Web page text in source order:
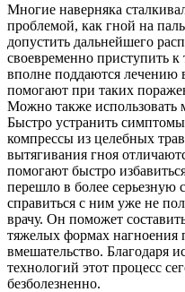
Многие наверняка
проблемой, как гной на
допустить дальнейшего
своевременно приступить
вполне поддаются
помогают при таких
Можно также
Быстро устранить
компрессы из целебных
вытягивания гноя
помогают быстро
перешло в более серьезную
справиться с ним уже не
врачу. Он поможет
тяжелых формах нагноения
вмешательство. Благодаря
технологий этот процесс
безболезненно.